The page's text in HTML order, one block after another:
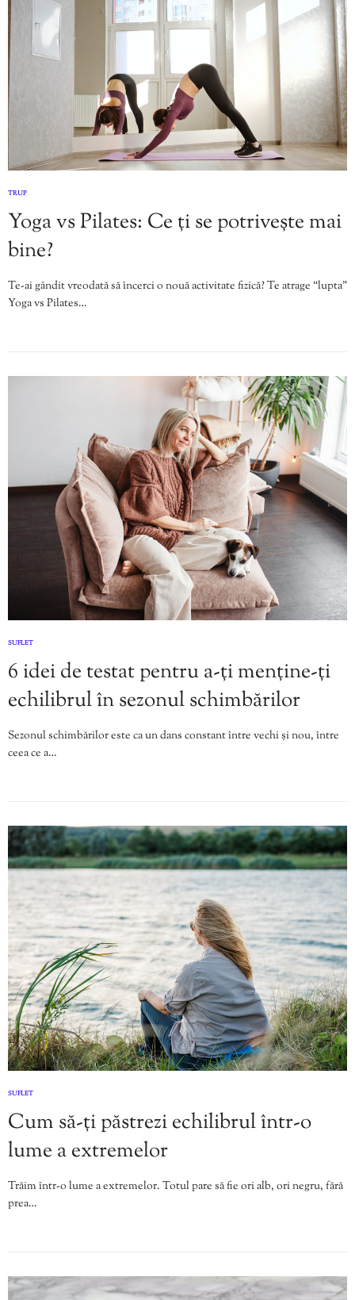
TRUP
Yoga vs Pilates: Ce ți se potrivește mai
bine?
Te-ai gândit vreodată să încerci o nouă activitate fizică? Te atrage “lupta”
Yoga vs Pilates…
SUFLET
6 idei de testat pentru a-ți menține-ți
echilibrul în sezonul schimbărilor
Sezonul schimbărilor este ca un dans constant între vechi și nou, între
ceea ce a…
SUFLET
Cum să-ți păstrezi echilibrul într-o
lume a extremelor
Trăim într-o lume a extremelor. Totul pare să fie ori alb, ori negru, fără
prea…